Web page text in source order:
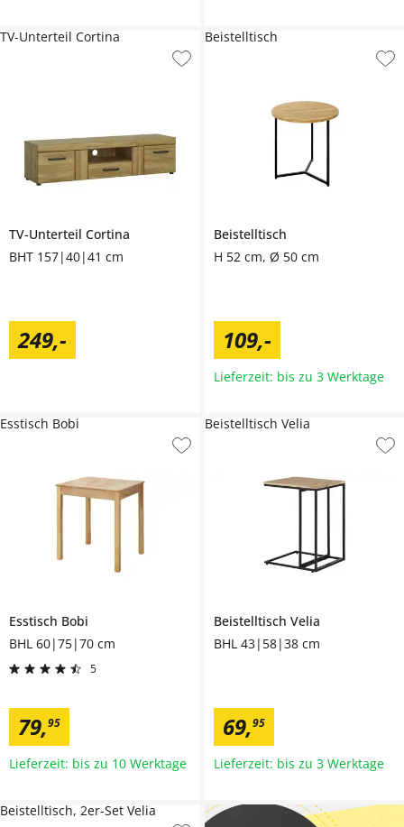
TV-Unterteil Cortina
BHT 157|40|41 cm
249,-
TV-Unterteil Cortina
Beistelltisch
H 52 cm, Ø 50 cm
109,-
Beistelltisch
Lieferzeit: bis zu 3 Werktage
Esstisch Bobi
BHL 60|75|70 cm
5
79,95
Esstisch Bobi
Lieferzeit: bis zu 10 Werktage
Beistelltisch Velia
BHL 43|58|38 cm
69,95
Beistelltisch Velia
Lieferzeit: bis zu 3 Werktage
Beistelltisch, 2er-Set Velia